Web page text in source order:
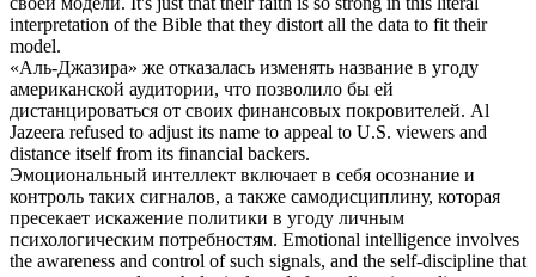
interpretation of the Bible that they distort all the data to fit their
model.
«Аль-Джазира» же отказалась изменять название в угоду
американской аудитории, что позволило бы ей
дистанцироваться от своих финансовых покровителей. Al
Jazeera refused to adjust its name to appeal to U.S. viewers and
distance itself from its financial backers.
Эмоциональный интеллект включает в себя осознание и
контроль таких сигналов, а также самодисциплину, которая
пресекает искажение политики в угоду личным
психологическим потребностям. Emotional intelligence involves
the awareness and control of such signals, and the self-discipline that